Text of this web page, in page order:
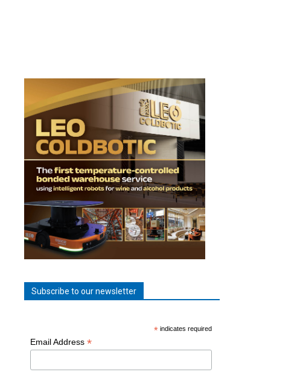
Subscribe to our newsletter
* indicates required
Email Address *